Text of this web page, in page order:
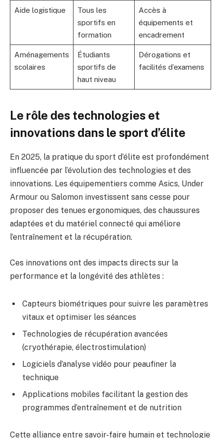
Aide logistique
Tous les
sportifs en
formation
Accès à
équipements et
encadrement
Aménagements
scolaires
Étudiants
sportifs de
haut niveau
Dérogations et
facilités d’examens
Le rôle des technologies et
innovations dans le sport d’élite
En 2025, la pratique du sport d’élite est profondément
influencée par l’évolution des technologies et des
innovations. Les équipementiers comme Asics, Under
Armour ou Salomon investissent sans cesse pour
proposer des tenues ergonomiques, des chaussures
adaptées et du matériel connecté qui améliore
l’entraînement et la récupération.
Ces innovations ont des impacts directs sur la
performance et la longévité des athlètes :
Capteurs biométriques pour suivre les paramètres
vitaux et optimiser les séances
Technologies de récupération avancées
(cryothérapie, électrostimulation)
Logiciels d’analyse vidéo pour peaufiner la
technique
Applications mobiles facilitant la gestion des
programmes d’entraînement et de nutrition
Cette alliance entre savoir-faire humain et technologie